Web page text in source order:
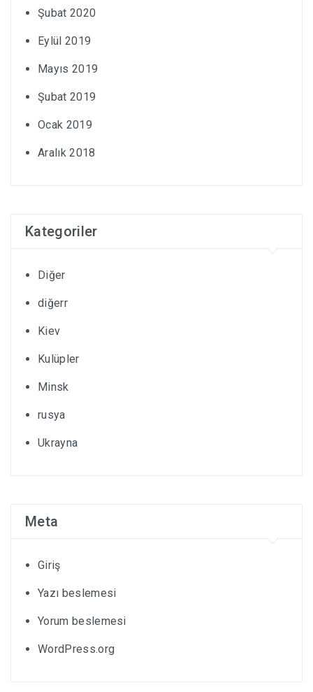
Şubat 2020
Eylül 2019
Mayıs 2019
Şubat 2019
Ocak 2019
Aralık 2018
Kategoriler
Diğer
diğerr
Kiev
Kulüpler
Minsk
rusya
Ukrayna
Meta
Giriş
Yazı beslemesi
Yorum beslemesi
WordPress.org